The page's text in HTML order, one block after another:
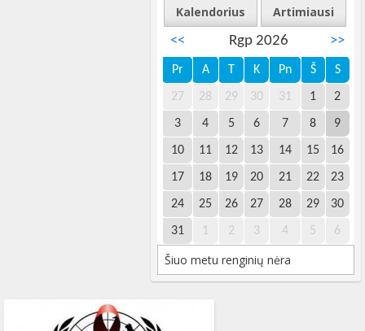
Kalendorius
Artimiausi
<<
Rgp 2026 >>
Pr A T K Pn Š S
27 28 29 30 31 1 2
3 4 5 6 7 8 9
10 11 12 13 14 15 16
17 18 19 20 21 22 23
24 25 26 27 28 29 30
31 1 2 3 4 5 6
Šiuo metu renginių nėra